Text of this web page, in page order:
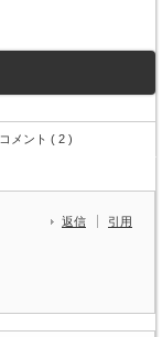
コメント ( 2 )
返信 引用